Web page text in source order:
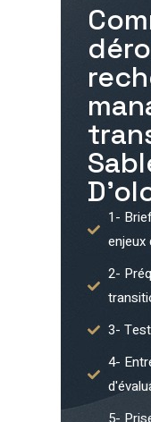
1-
enjeux
2-
3-
4-